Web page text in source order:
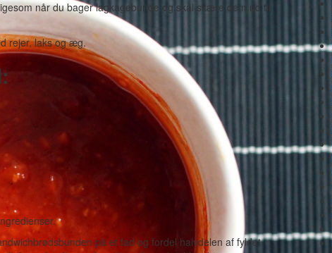
når du bager lagkagebunde og skal skære dem ud til
rejer, laks og æg.
på et fad og fordel halvdelen af fyldet